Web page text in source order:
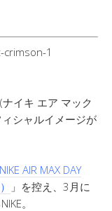
イキ エア マック
シャルイメージが
NIKE AIR MAX DAY
」を控え、3月に
。